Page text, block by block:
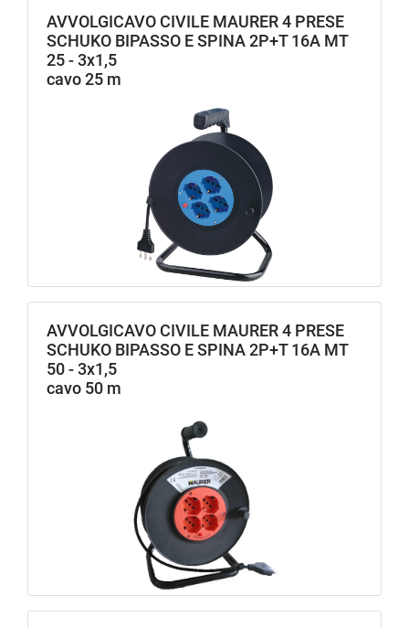
AVVOLGICAVO CIVILE MAURER 4 PRESE
SCHUKO BIPASSO E SPINA 2P+T 16A MT
25 - 3x1,5
cavo 25 m
AVVOLGICAVO CIVILE MAURER 4 PRESE
SCHUKO BIPASSO E SPINA 2P+T 16A MT
50 - 3x1,5
cavo 50 m